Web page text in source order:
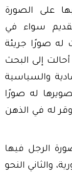
على الصورة
سواء في
له صورًا جريئة
إلى البحث
والسياسية
له صورًا
له في الذهن
الرجل فيها
والثاني النحو